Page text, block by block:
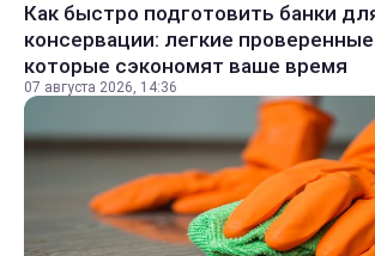
Как быстро подготовить банки
консервации: легкие
которые сэкономят ваше время
07 августа 2026, 14:36